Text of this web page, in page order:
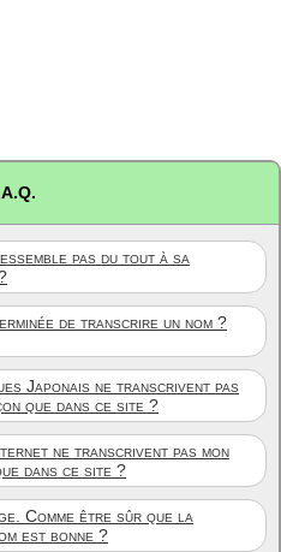
pas du tout à sa
de transcrire un nom ?
Japonais ne transcrivent pas
que dans ce site ?
ne transcrivent pas mon
dans ce site ?
Comme être sûr que la
est bonne ?